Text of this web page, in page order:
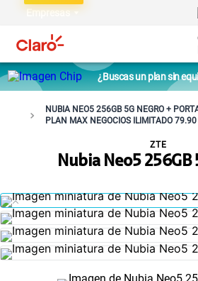
Empresas
¿Buscas un plan sin
NUBIA NEO5 256GB 5G NEGRO +
PLAN MAX NEGOCIOS ILIMITADO 79.90
Nubia Neo5 256GB
ZTE